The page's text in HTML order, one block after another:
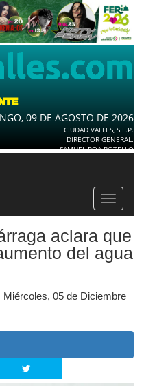
09 DE AGOSTO DE 2026
CIUDAD VALLES, S.L.P.
DIRECTOR GENERAL.
SAMUEL ROA BOTELLO
Toggle
aclara que
del agua
05 de Diciembre